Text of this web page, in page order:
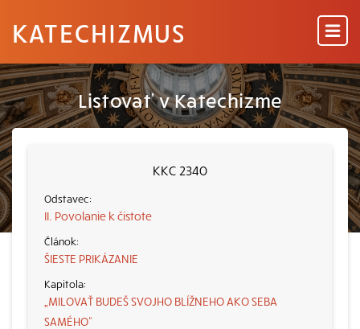
KATECHIZMUS
Listovať v Katechizme
KKC 2340
II. Povolanie k čistote
ŠIESTE PRIKÁZANIE
„MILOVAŤ BUDEŠ SVOJHO BLÍŽNEHO AKO SEBA
SAMÉHO“